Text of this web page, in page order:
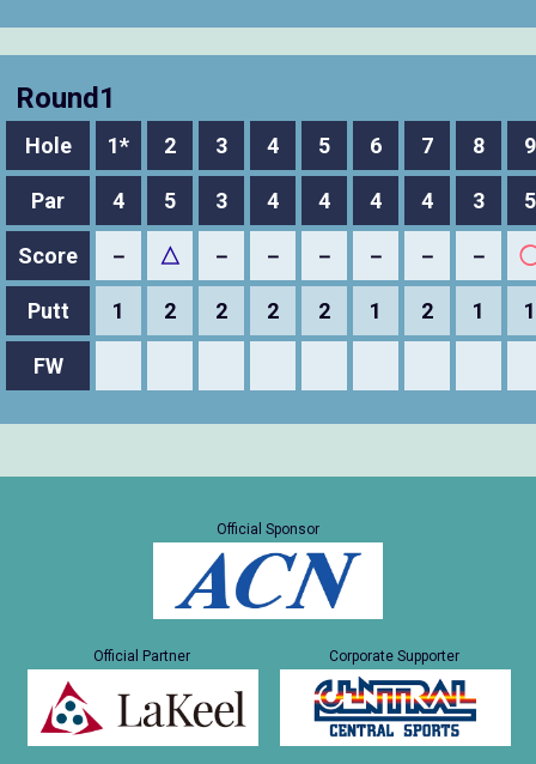
Round1
Hole 1* 2 3 4 5 6 7 8 9
Par 4 5 3 4 4 4 4 3 5
Score － △ － － － － － －
Putt 1 2 2 2 2 1 2 1 1
FW
Official Sponsor
Official Partner Corporate Supporter